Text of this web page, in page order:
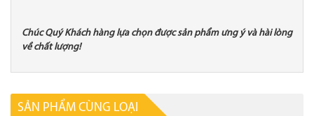
Chúc Quý Khách hàng lựa chọn được sản phẩm ưng ý và hài lòng
về chất lượng!
SẢN PHẨM CÙNG LOẠI